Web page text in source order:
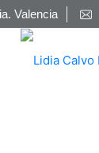
Valencia